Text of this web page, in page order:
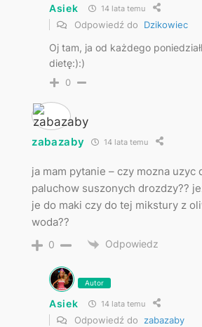
Asiek 14 lata temu
Odpowiedź do Dzikowiec
Oj tam, ja od każdego
dietę:):)
0
zabazaby 14 lata temu
ja mam pytanie – czy mozna uzyc
paluchow suszonych drozdzy??
je do maki czy do tej mikstury z
woda??
0 Odpowiedz
Autor
Asiek 14 lata temu
Odpowiedź do zabazaby